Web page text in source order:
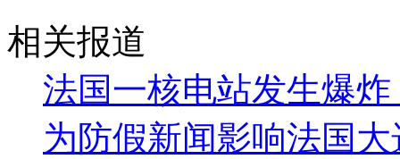
相关报道
法国一核电站发生爆
为防假新闻影响法国